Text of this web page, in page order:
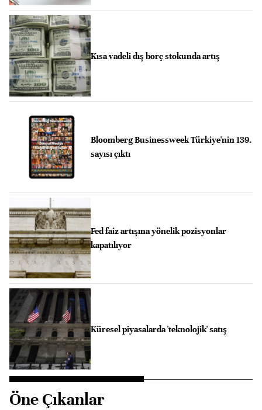
Kısa vadeli dış borç stokunda artış
Bloomberg Businessweek Türkiye'nin 139.
sayısı çıktı
Fed faiz artışına yönelik pozisyonlar
kapatılıyor
Küresel piyasalarda 'teknolojik' satış
Öne Çıkanlar